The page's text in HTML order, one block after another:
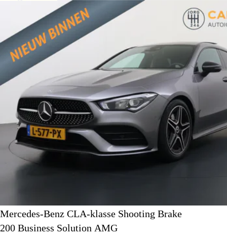
Mercedes-Benz CLA-klasse Shooting Brake
200 Business Solution AMG